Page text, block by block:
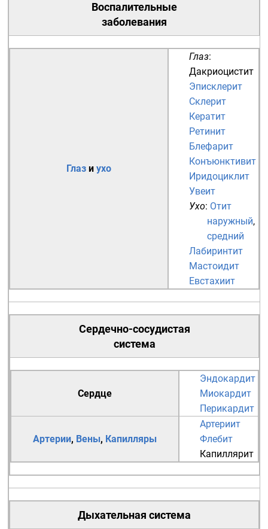
Воспалительные
заболевания
Глаз и ухо
Глаз:
Дакриоцистит
Эписклерит
Склерит
Кератит
Ретинит
Блефарит
Конъюнктивит
Иридоциклит
Увеит
Ухо: Отит
наружный,
средний
Лабиринтит
Мастоидит
Евстахиит
Сердечно-сосудистая
система
Сердце
Эндокардит
Миокардит
Перикардит
Артерии, Вены, Капилляры
Артериит
Флебит
Капиллярит
Дыхательная система